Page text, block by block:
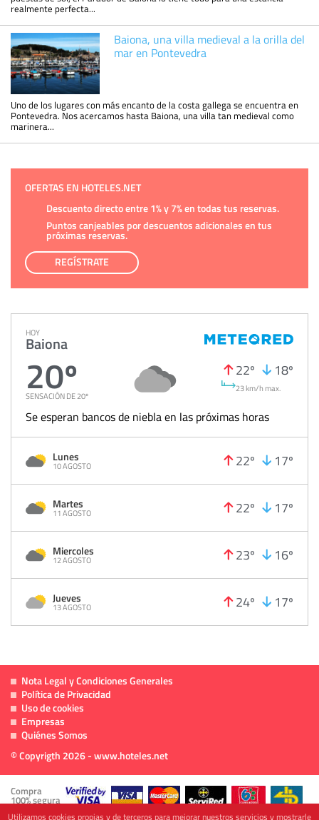
realmente perfecta...
Baiona, una villa medieval a la orilla del
mar en Pontevedra
Uno de los lugares con más encanto de la costa gallega se encuentra en
Pontevedra. Nos acercamos hasta Baiona, una villa tan medieval como
marinera...
OFERTAS EN HOTELES.NET
Descuento directo entre 1% y 7% en todas tus reservas.
Puntos canjeables por descuentos adicionales en tus
próximas reservas.
REGÍSTRATE
HOY
Baiona
20º
SENSACIÓN DE 20º
22º 18º
23 km/h max.
Se esperan bancos de niebla en las próximas horas
Lunes
10 AGOSTO 22º 17º
Martes
11 AGOSTO 22º 17º
Miercoles
12 AGOSTO 23º 16º
Jueves
13 AGOSTO 24º 17º
Nota Legal y Condiciones Generales
Política de Privacidad
Uso de cookies
Empresas
Quiénes Somos
© Copyrigth 2026 - www.hoteles.net
Compra
100% segura
Utilizamos cookies propias y de terceros para mejorar nuestros servicios y mostrarle